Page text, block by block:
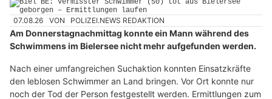
07.08.26 VON POLIZEI.NEWS REDAKTION
Am Donnerstagnachmittag konnte ein Mann während des
Schwimmens im Bielersee nicht mehr aufgefunden werden.
Nach einer umfangreichen Suchaktion konnten Einsatzkräfte
den leblosen Schwimmer an Land bringen. Vor Ort konnte nur
noch der Tod der Person festgestellt werden. Ermittlungen zum